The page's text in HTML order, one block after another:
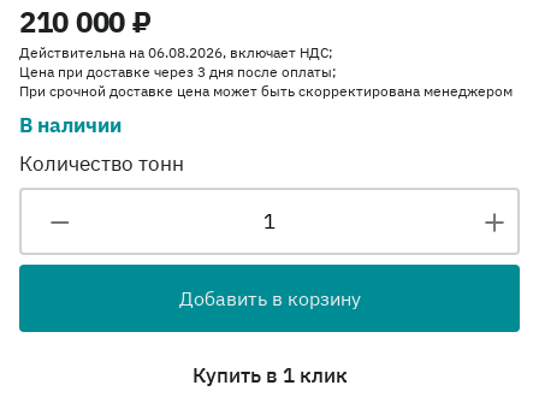
210 000 ₽
Действительна на 06.08.2026, включает НДС;
Цена при доставке через 3 дня после оплаты;
При срочной доставке цена может быть скорректирована менеджером
В наличии
Количество тонн
Добавить в корзину
Купить в 1 клик